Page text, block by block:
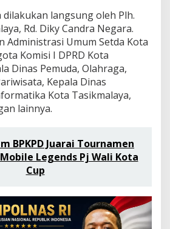
dilakukan langsung oleh Plh.
Rd. Diky Candra Negara.
Administrasi Umum Setda Kota
Komisi I DPRD Kota
Dinas Pemuda, Olahraga,
Kepala Dinas
Kota Tasikmalaya,
lainnya.
BPKPD Juarai Tournamen
Legends Pj Wali Kota
Cup